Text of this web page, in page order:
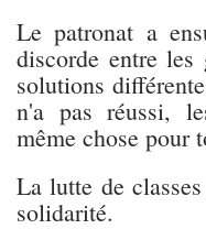
Le patronat a
discorde entre les
solutions
n'a pas réussi,
même chose pour
La lutte de
solidarité.